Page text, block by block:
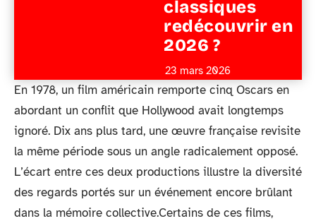
classiques
redécouvrir en
2026 ?
23 mars 2026
En 1978, un film américain remporte cinq Oscars en
abordant un conflit que Hollywood avait longtemps
ignoré. Dix ans plus tard, une œuvre française revisite
la même période sous un angle radicalement opposé.
L’écart entre ces deux productions illustre la diversité
des regards portés sur un événement encore brûlant
dans la mémoire collective.Certains de ces films,